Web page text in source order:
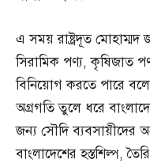
এ সময় রাষ্ট্রদূত মোহাম্মদ
সিরামিক পণ্য, কৃষিজাত
বিনিয়োগ করতে পারে
অগ্রগতি তুলে ধরে
জন্য সৌদি ব্যবসায়ীদের
বাংলাদেশের হস্তশিল্প,